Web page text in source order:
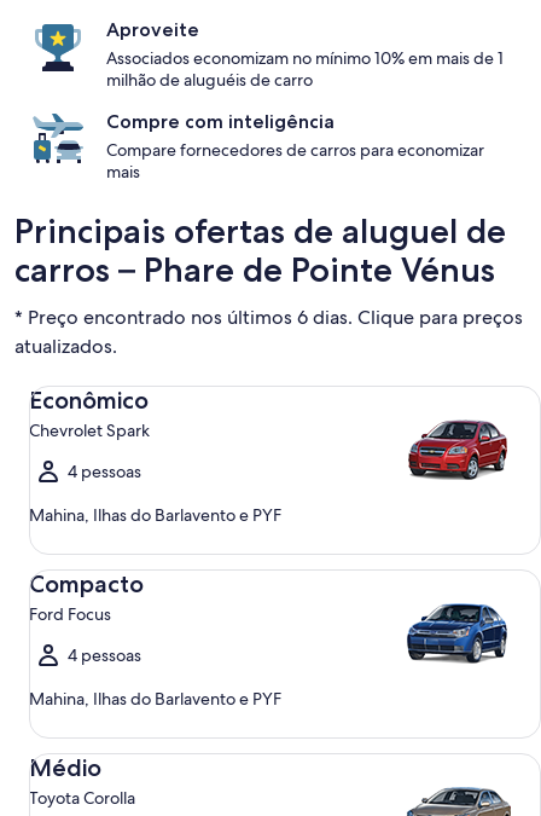
Aproveite
Associados economizam no mínimo 10% em mais de 1
milhão de aluguéis de carro
Compre com inteligência
Compare fornecedores de carros para economizar
mais
Principais ofertas de aluguel de
carros – Phare de Pointe Vénus
* Preço encontrado nos últimos 6 dias. Clique para preços
atualizados.
Econômico
Chevrolet Spark
4 pessoas
Mahina, Ilhas do Barlavento e PYF
Econômico Chevrolet Spark
Compacto
Ford Focus
4 pessoas
Mahina, Ilhas do Barlavento e PYF
Compacto Ford Focus
Médio
Toyota Corolla
Médio Toyota Corolla